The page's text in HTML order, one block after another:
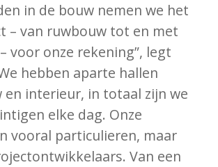
in de bouw nemen we het
– van ruwbouw tot en met
voor onze rekening”, legt
hebben aparte hallen
en interieur, in totaal zijn we
elke dag. Onze
vooral particulieren, maar
Van een